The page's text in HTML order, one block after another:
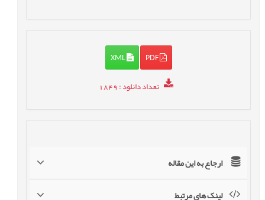
PDF
XML
تعداد دانلود: 1849
ارجاع به این مقاله
لینک های مرتبط